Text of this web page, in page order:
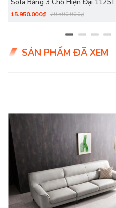
15.950.000₫ 20.500.000₫
SẢN PHẨM ĐÃ XEM